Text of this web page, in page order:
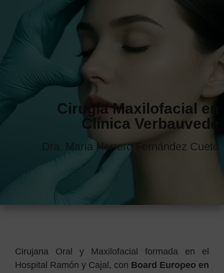
PIDE TU CITA
Cirugía Maxilofacial en
Clínica Verbauvede
Dra. María Herrero Fernández Cueto
Cirujana Oral y Maxilofacial formada en el
Hospital Ramón y Cajal, con Board Europeo en